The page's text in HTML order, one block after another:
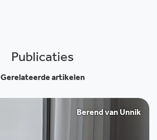
Publicaties
Gerelateerde artikelen
Berend van Unnik